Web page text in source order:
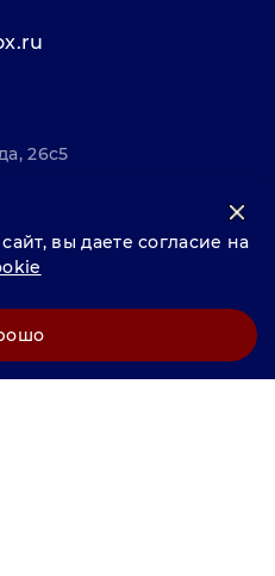
26с5
и комплексное
вы даете согласие на